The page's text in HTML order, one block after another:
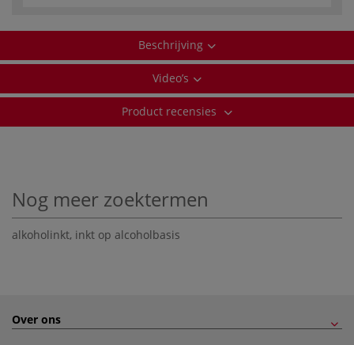
Beschrijving
Video’s
Product recensies
Nog meer zoektermen
alkoholinkt, inkt op alcoholbasis
Over ons